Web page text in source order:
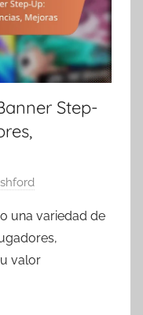
Step-
una variedad de
valor